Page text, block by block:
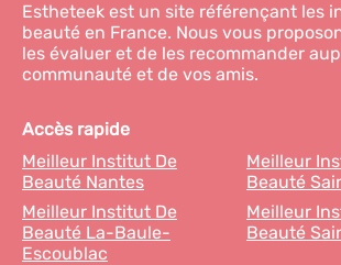
Estheteek est un site référençant les
beauté en France. Nous vous
les évaluer et de les recommander
communauté et de vos amis.
Accès rapide
Meilleur Institut De
Beauté Nantes
Meilleur
Beauté
Meilleur Institut De
Beauté La-Baule-
Escoublac
Meilleur
Beauté